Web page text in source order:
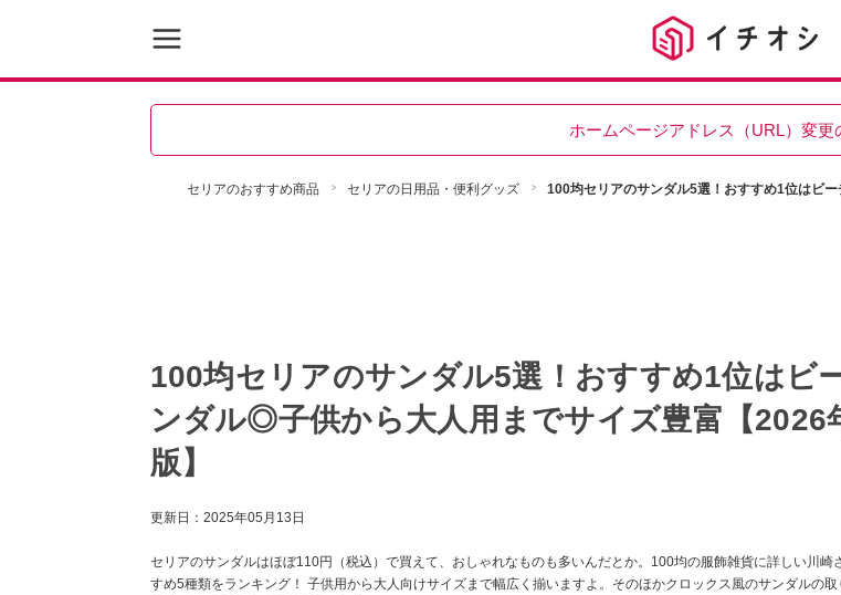
ホームページアドレス（URL）変更
セリアのおすすめ商品 セリアの日用品・便利グッズ 100均セリアのサンダル5選！おすすめ1位はビ
100均セリアのサンダル5選！おすすめ1位はビ
ンダル◎子供から大人用までサイズ豊富【2026
版】
更新日： 2025年05月13日
セリアのサンダルはほぼ110円（税込）で買えて、おしゃれなものも多いんだとか。100均の服飾雑貨に詳しい川崎
すめ5種類をランキング！ 子供用から大人向けサイズまで幅広く揃いますよ。そのほかクロックス風のサンダルの